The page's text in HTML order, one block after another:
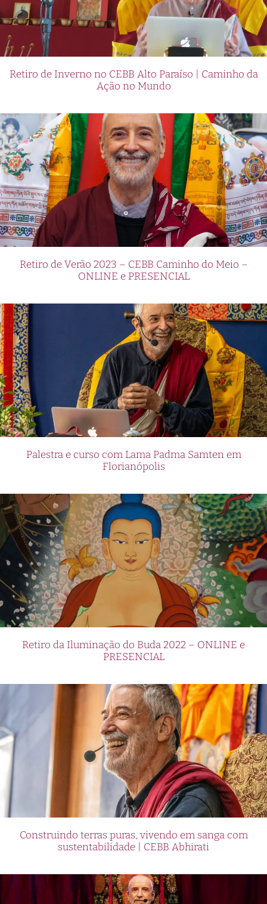
Retiro de Inverno no CEBB Alto Paraíso | Caminho da
Ação no Mundo
Retiro de Verão 2023 – CEBB Caminho do Meio –
ONLINE e PRESENCIAL
Palestra e curso com Lama Padma Samten em
Florianópolis
Retiro da Iluminação do Buda 2022 – ONLINE e
PRESENCIAL
Construindo terras puras, vivendo em sanga com
sustentabilidade | CEBB Abhirati